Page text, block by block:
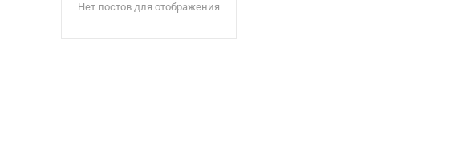
Нет постов для отображения